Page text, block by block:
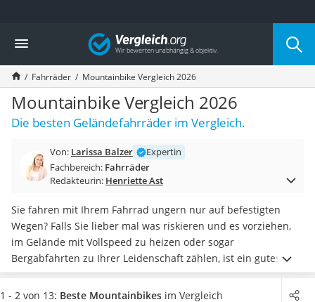
Die beliebtesten Vergleiche nach Kategorie
Freizeit & Sport
Gartentrampolin
Trampolin
Metalldetektor
Eufab-Fahrradträger
Trampolin 366 cm
Aluminium-Koffer
Futterboot
E-Bike-Dreirad
Trekkingschuhe Herren
Reisetasche mit Rollen
Klimmzugstation
Koffer
Nachtsichtgerät
Vergleich
Fahrräder Mountainbike Vergleich 2026
Mountainbike Vergleich 2026
Die besten Geländefahrräder im Vergleich.
Von: Larissa Balzer
Expertin
Fachbereich: Fahrräder
Redakteurin: Henriette Ast
Sie fahren mit Ihrem Fahrrad ungern nur auf befestigten
Wegen? Falls Sie lieber mal was riskieren und es vorziehen,
im Gelände mit Vollspeed zu heizen oder sogar
Bergabfahrten zu Ihrer Leidenschaft zählen, ist ein gutes
Mountainbike praktisch alternativlos.Je nach bevorzugtem
Einsatzgebiet gibt es jedoch große Unterschiede,
1 - 2 von 13: Beste Mountainbikes im Vergleich